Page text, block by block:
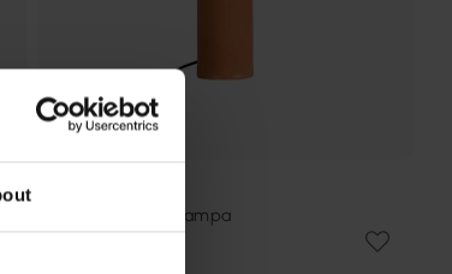
Solo 55cm bordslampa